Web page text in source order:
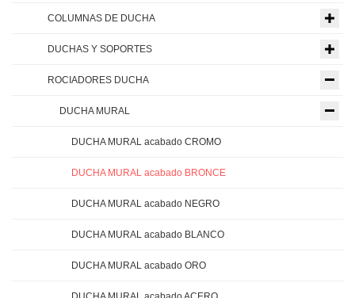
COLUMNAS DE DUCHA
DUCHAS Y SOPORTES
ROCIADORES DUCHA
DUCHA MURAL
DUCHA MURAL acabado CROMO
DUCHA MURAL acabado BRONCE
DUCHA MURAL acabado NEGRO
DUCHA MURAL acabado BLANCO
DUCHA MURAL acabado ORO